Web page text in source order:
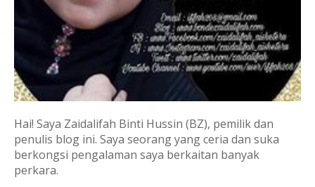
Hai! Saya Zaidalifah Binti Hussin (BZ), pemilik dan
penulis blog ini. Saya seorang yang ceria dan suka
berkongsi pengalaman saya berkaitan banyak
perkara.